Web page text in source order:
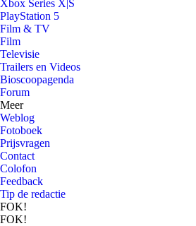
Xbox Series X|S
PlayStation 5
Film & TV
Film
Televisie
Trailers en Videos
Bioscoopagenda
Forum
Meer
Weblog
Fotoboek
Prijsvragen
Contact
Colofon
Feedback
Tip de redactie
FOK!
FOK!